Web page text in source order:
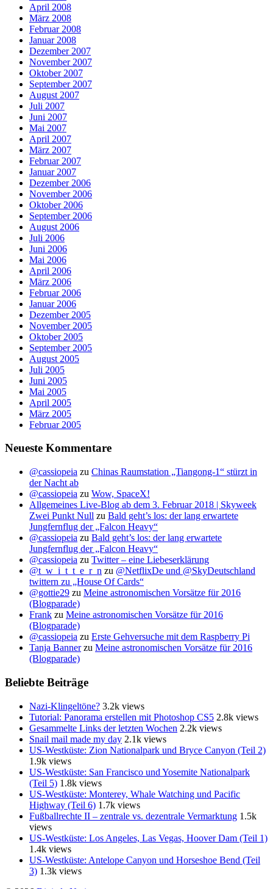
April 2008
März 2008
Februar 2008
Januar 2008
Dezember 2007
November 2007
Oktober 2007
September 2007
August 2007
Juli 2007
Juni 2007
Mai 2007
April 2007
März 2007
Februar 2007
Januar 2007
Dezember 2006
November 2006
Oktober 2006
September 2006
August 2006
Juli 2006
Juni 2006
Mai 2006
April 2006
März 2006
Februar 2006
Januar 2006
Dezember 2005
November 2005
Oktober 2005
September 2005
August 2005
Juli 2005
Juni 2005
Mai 2005
April 2005
März 2005
Februar 2005
Neueste Kommentare
@cassiopeia zu Chinas Raumstation „Tiangong-1“ stürzt in
der Nacht ab
@cassiopeia zu Wow, SpaceX!
Allgemeines Live-Blog ab dem 3. Februar 2018 | Skyweek
Zwei Punkt Null zu Bald geht’s los: der lang erwartete
Jungfernflug der „Falcon Heavy“
@cassiopeia zu Bald geht’s los: der lang erwartete
Jungfernflug der „Falcon Heavy“
@cassiopeia zu Twitter – eine Liebeserklärung
@t_w_i_t_t_e_r_n zu @NetflixDe und @SkyDeutschland
twittern zu „House Of Cards“
@gottie29 zu Meine astronomischen Vorsätze für 2016
(Blogparade)
Frank zu Meine astronomischen Vorsätze für 2016
(Blogparade)
@cassiopeia zu Erste Gehversuche mit dem Raspberry Pi
Tanja Bannerzu Meine astronomischen Vorsätze für 2016
(Blogparade)
Beliebte Beiträge
Nazi-Klingeltöne? 3.2k views
Tutorial: Panorama erstellen mit Photoshop CS5 2.8k views
Gesammelte Links der letzten Wochen 2.2k views
Snail mail made my day 2.1k views
US-Westküste: Zion Nationalpark und Bryce Canyon (Teil 2)
1.9k views
US-Westküste: San Francisco und Yosemite Nationalpark
(Teil 5) 1.8k views
US-Westküste: Monterey, Whale Watching und Pacific
Highway (Teil 6) 1.7k views
Fußballrechte II – zentrale vs. dezentrale Vermarktung 1.5k
views
US-Westküste: Los Angeles, Las Vegas, Hoover Dam (Teil 1)
1.4k views
US-Westküste: Antelope Canyon und Horseshoe Bend (Teil
3) 1.3k views